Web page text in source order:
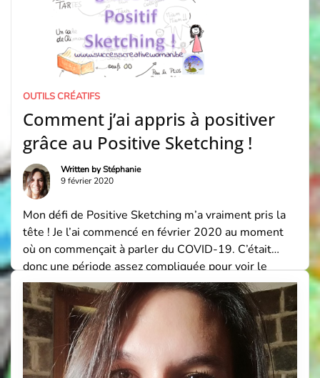
OUTILS CRÉATIFS
Comment j’ai appris à positiver
grâce au Positive Sketching !
Written byStéphanie
9 février 2020
Mon défi de Positive Sketching m’a vraiment pris la
tête ! Je l’ai commencé en février 2020 au moment
où on commençait à parler du COVID-19. C’était
donc une période assez compliquée pour voir le
positif de la vie… Et pourtant, ce défi m’a le plus ému
et m’a fait prendre conscience de quelque chose […]